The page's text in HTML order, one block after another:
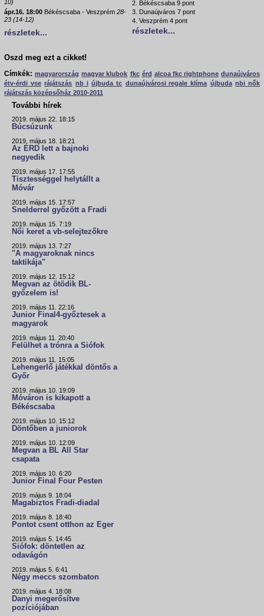
10)
ápr.16. 18:00 Békéscsaba - Veszprém 28-
23 (14-12)
részletek...
2. Békéscsaba 9 pont
3. Dunaújváros 7 pont
4. Veszprém 4 pont
részletek...
Oszd meg ezt a cikket!
Címkék: magyarország magyar klubok fkc érd alcoa fkc rightphone dunaújváros
étv-érdi vse rájátszás nb i újbuda tc dunaújvárosi regale klíma újbuda nbi nők
rájátszás középsőház 2010-2011
További hírek
2019. május 22. 18:15
Búcsúzunk
2019. május 18. 18:21
Az ÉRD lett a bajnoki
negyedik
2019. május 17. 17:55
Tisztességgel helytállt a
Móvár
2019. május 15. 17:57
Snelderrel győzött a Fradi
2019. május 15. 7:19
Női keret a vb-selejtezőkre
2019. május 13. 7:27
"A magyaroknak nincs
taktikája"
2019. május 12. 15:12
Megvan az ötödik BL-
győzelem is!
2019. május 11. 22:16
Junior Final4-győztesek a
magyarok
2019. május 11. 20:40
Felülhet a trónra a Siófok
2019. május 11. 15:05
Lehengerlő játékkal döntős a
Győr
2019. május 10. 19:09
Móváron is kikapott a
Békéscsaba
2019. május 10. 15:12
Döntőben a juniorok
2019. május 10. 12:09
Megvan a BL All Star
csapata
2019. május 10. 6:20
Junior Final Four Pesten
2019. május 9. 18:04
Magabiztos Fradi-diadal
2019. május 8. 18:40
Pontot csent otthon az Eger
2019. május 5. 14:45
Siófok: döntetlen az
odavágón
2019. május 5. 6:41
Négy meccs szombaton
2019. május 4. 18:08
Danyi megerősítve
pozíciójában